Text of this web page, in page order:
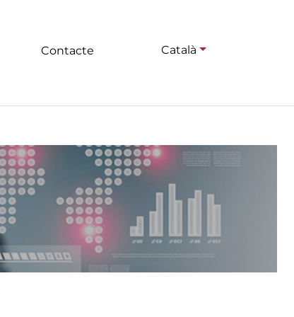
Contacte Català